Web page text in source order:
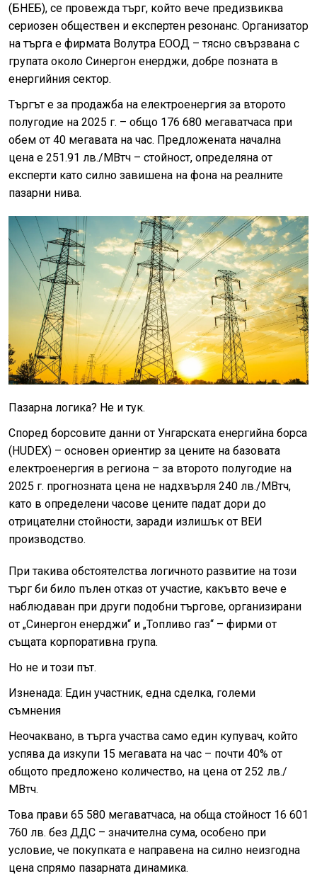
(БНЕБ), се провежда търг, който вече предизвиква
сериозен обществен и експертен резонанс. Организатор
на търга е фирмата Волутра ЕООД – тясно свързвана с
групата около Синергон енерджи, добре позната в
енергийния сектор.
Търгът е за продажба на електроенергия за второто
полугодие на 2025 г. – общо 176 680 мегаватчаса при
обем от 40 мегавата на час. Предложената начална
цена е 251.91 лв./МВтч – стойност, определяна от
експерти като силно завишена на фона на реалните
пазарни нива.
Пазарна логика? Не и тук.
Според борсовите данни от Унгарската енергийна борса
(HUDEX) – основен ориентир за цените на базовата
електроенергия в региона – за второто полугодие на
2025 г. прогнозната цена не надхвърля 240 лв./МВтч,
като в определени часове цените падат дори до
отрицателни стойности, заради излишък от ВЕИ
производство.
При такива обстоятелства логичното развитие на този
търг би било пълен отказ от участие, какъвто вече е
наблюдаван при други подобни търгове, организирани
от „Синергон енерджи“ и „Топливо газ“ – фирми от
същата корпоративна група.
Но не и този път.
Изненада: Един участник, една сделка, големи
съмнения
Неочаквано, в търга участва само един купувач, който
успява да изкупи 15 мегавата на час – почти 40% от
общото предложено количество, на цена от 252 лв./
МВтч.
Това прави 65 580 мегаватчаса, на обща стойност 16 601
760 лв. без ДДС – значителна сума, особено при
условие, че покупката е направена на силно неизгодна
цена спрямо пазарната динамика.